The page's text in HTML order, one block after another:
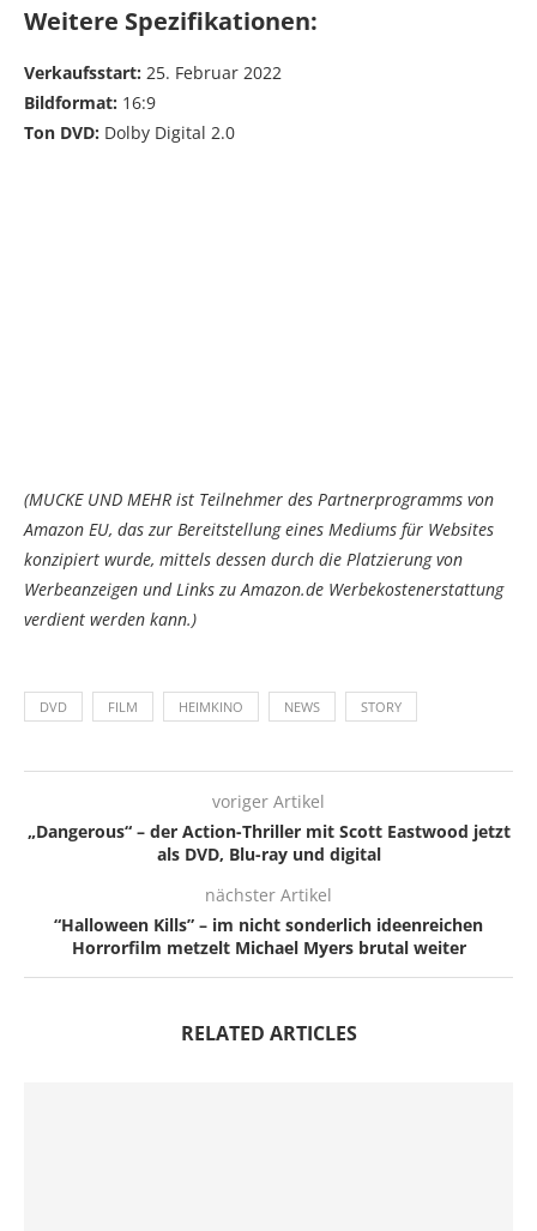
Weitere Spezifikationen:
Verkaufsstart: 25. Februar 2022
Bildformat: 16:9
Ton DVD: Dolby Digital 2.0
(MUCKE UND MEHR ist Teilnehmer des Partnerprogramms von
Amazon EU, das zur Bereitstellung eines Mediums für Websites
konzipiert wurde, mittels dessen durch die Platzierung von
Werbeanzeigen und Links zu Amazon.de Werbekostenerstattung
verdient werden kann.)
DVD FILM HEIMKINO NEWS STORY
voriger Artikel
„Dangerous“ – der Action-Thriller mit Scott Eastwood jetzt
als DVD, Blu-ray und digital
nächster Artikel
“Halloween Kills” – im nicht sonderlich ideenreichen
Horrorfilm metzelt Michael Myers brutal weiter
RELATED ARTICLES